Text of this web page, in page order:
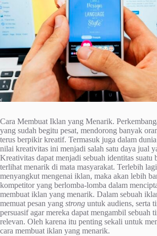
Cara Membuat Iklan yang Menarik.
yang sudah begitu pesat, mendorong banyak
terus berpikir kreatif. Termasuk juga dalam dunia
nilai kreativitas ini menjadi salah satu daya jual
Kreativitas dapat menjadi sebuah identitas suatu
terlihat menarik di mata masyarakat. Terlebih
menyangkut mengenai iklan, maka akan lebih
kompetitor yang berlomba-lomba dalam
membuat iklan yang menarik. Dalam sebuah
memuat pesan yang strong untuk audiens, serta
persuasif agar mereka dapat mengambil sebuah
relevan. Oleh karena itu penting sekali untuk
cara membuat iklan yang menarik.